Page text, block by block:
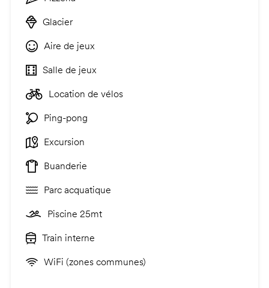
Glacier
Aire de jeux
Salle de jeux
Location de vélos
Ping-pong
Excursion
Buanderie
Parc acquatique
Piscine 25mt
Train interne
WiFi (zones communes)